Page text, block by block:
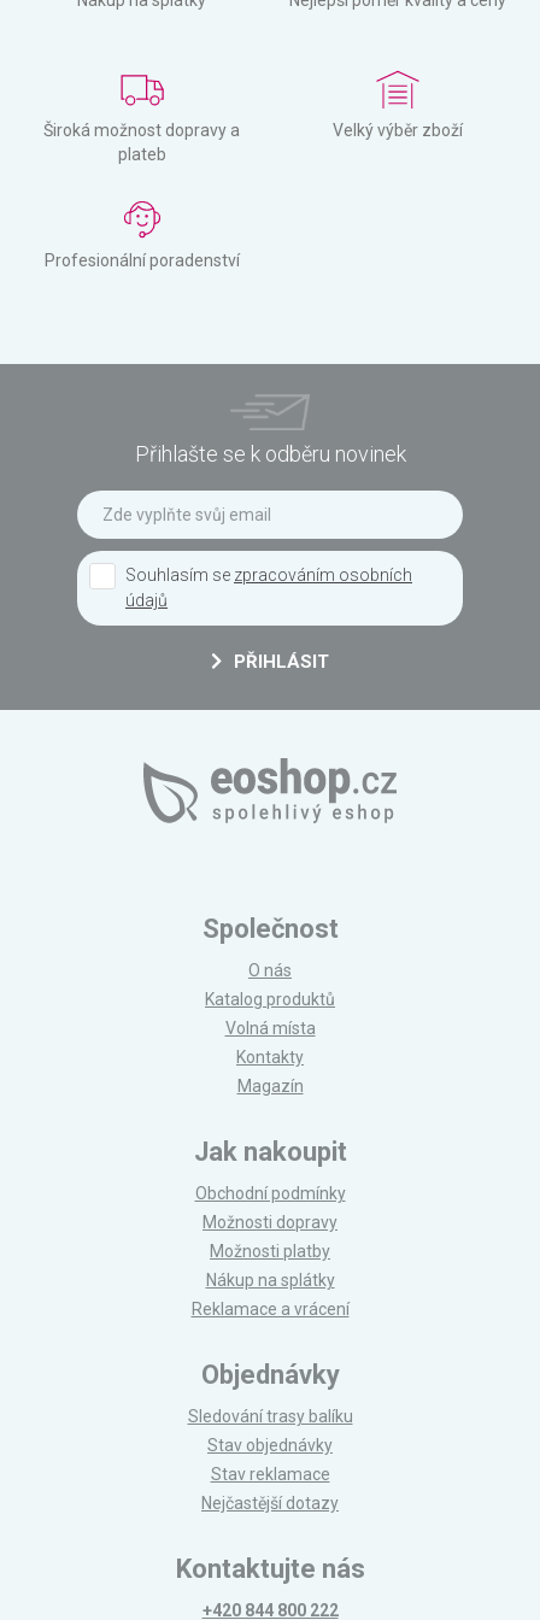
Široká možnost dopravy a
plateb
Velký výběr zboží
Profesionální poradenství
Přihlašte se k odběru novinek
Souhlasím se zpracováním osobních
údajů
PŘIHLÁSIT
Společnost
O nás
Katalog produktů
Volná místa
Kontakty
Magazín
Jak nakoupit
Obchodní podmínky
Možnosti dopravy
Možnosti platby
Nákup na splátky
Reklamace a vrácení
Objednávky
Sledování trasy balíku
Stav objednávky
Stav reklamace
Nejčastější dotazy
Kontaktujte nás
+420 844 800 222